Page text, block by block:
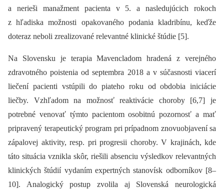
a nerieši manažment pacienta v 5. a nasledujúcich rokoch
z hľadiska možnosti opakovaného podania kladribínu, keďže
doteraz neboli zrealizované relevantné klinické štúdie [5].
Na Slovensku je terapia Mavencladom hradená z verejného
zdravotného poistenia od septembra 2018 a v súčasnosti viacerí
liečení pacienti vstúpili do piateho roku od obdobia iniciácie
liečby. Vzhľadom na možnosť reaktivácie choroby [6,7] je
potrebné venovať týmto pacientom osobitnú pozornosť a mať
pripravený terapeutický program pri prípadnom znovuobjavení sa
zápalovej aktivity, resp. pri progresii choroby. V krajinách, kde
táto situácia vznikla skôr, riešili absenciu výsledkov relevantných
klinických štúdií vydaním expertných stanovísk odborníkov [8–
10]. Analogický postup zvolila aj Slovenská neurologická